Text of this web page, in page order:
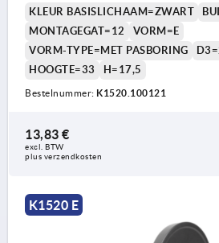
KLEUR BASISLICHAAM=ZWART
MONTAGEGAT=12
VORM=E
VORM-TYPE=MET PASBORING
HOOGTE=33
H=17,5
Bestelnummer: K1520.100121
13,83 €
excl. BTW
plus verzendkosten
K1520 E